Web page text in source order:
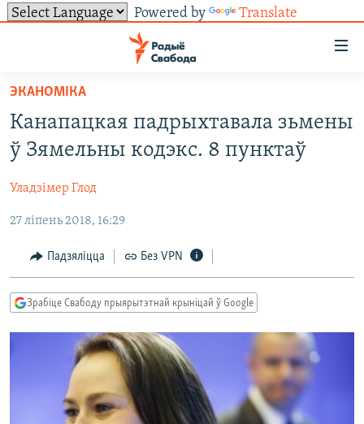
Powered by Translate
ўнівэрсальнага
доступу
Перайсьці
да
галоўнага
Перайсьці
да
навігацыі
Перайсьці
да
пошуку
ЛЮДЗІ
ПАЛІТЫКА
ЭКАНОМІКА
БЕЛАРУСЫ НА ВАЙНЕ
ПАЛІТВЯЗЬНІ
КУЛЬТУРА
КАЛЯНДАР
ТОЛЬКІ НА СВАБОДЗЕ
БЛОГІ
ГІСТОРЫЯ НА СВАБОДЗЕ
ПАДКАСТЫ
АЎДЫЁКНІГІ
НА ХВАЛЯХ СВАБОДЫ
АБЫСЬЦІ БЛЯКАВАНЬНЕ
ПАДЗЯЛІЦЦА ІНФАРМАЦЫЯЙ
ПАДПІСАЦЦА
RSS
ПАДКАСТЫ
TWITTER
Усе сайты РС/РСЭ
ЭКАНОМІКА
Канапацкая падрыхтавала зьмены
ў Зямельны кодэкс. 8 пунктаў
Уладзімер Глод
27 ліпень 2018, 16:29
Падзяліцца Без VPN
Зрабіце Свабоду прыярытэтнай крыніцай ў Google